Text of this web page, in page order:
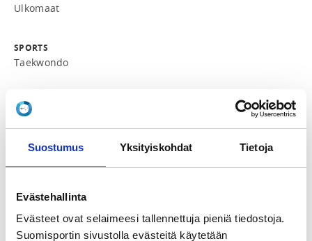
Suostumus Yksityiskohdat Tietoja
Evästehallinta
Evästeet ovat selaimeesi tallennettuja pieniä tiedostoja.
Suomisportin sivustolla evästeitä käytetään
Ulkomaat
SPORTS
Taekwondo
REGISTRATION PERIOD
Tu 11.3.2025 at 16:00 - Su 16.3.2025 at 23:59
Essi Labart
COACHS